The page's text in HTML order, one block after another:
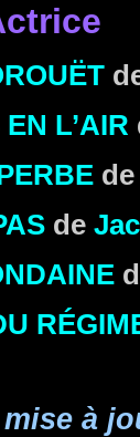
L’AIR
de
mise à